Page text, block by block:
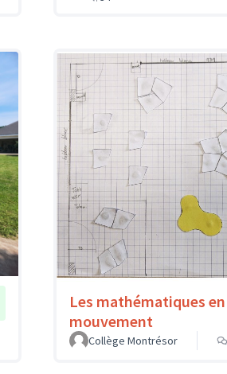
Les mathématiques en
mouvement
Collège Montrésor